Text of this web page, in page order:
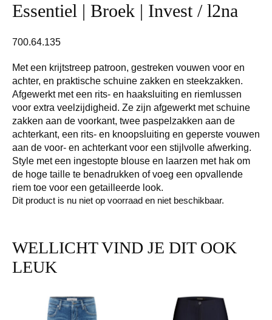
Essentiel | Broek | Invest / l2na
700.64.135
Met een krijtstreep patroon, gestreken vouwen voor en
achter, en praktische schuine zakken en steekzakken.
Afgewerkt met een rits- en haaksluiting en riemlussen
voor extra veelzijdigheid. Ze zijn afgewerkt met schuine
zakken aan de voorkant, twee paspelzakken aan de
achterkant, een rits- en knoopsluiting en geperste vouwen
aan de voor- en achterkant voor een stijlvolle afwerking.
Style met een ingestopte blouse en laarzen met hak om
de hoge taille te benadrukken of voeg een opvallende
riem toe voor een getailleerde look.
Dit product is nu niet op voorraad en niet beschikbaar.
WELLICHT VIND JE DIT OOK
LEUK